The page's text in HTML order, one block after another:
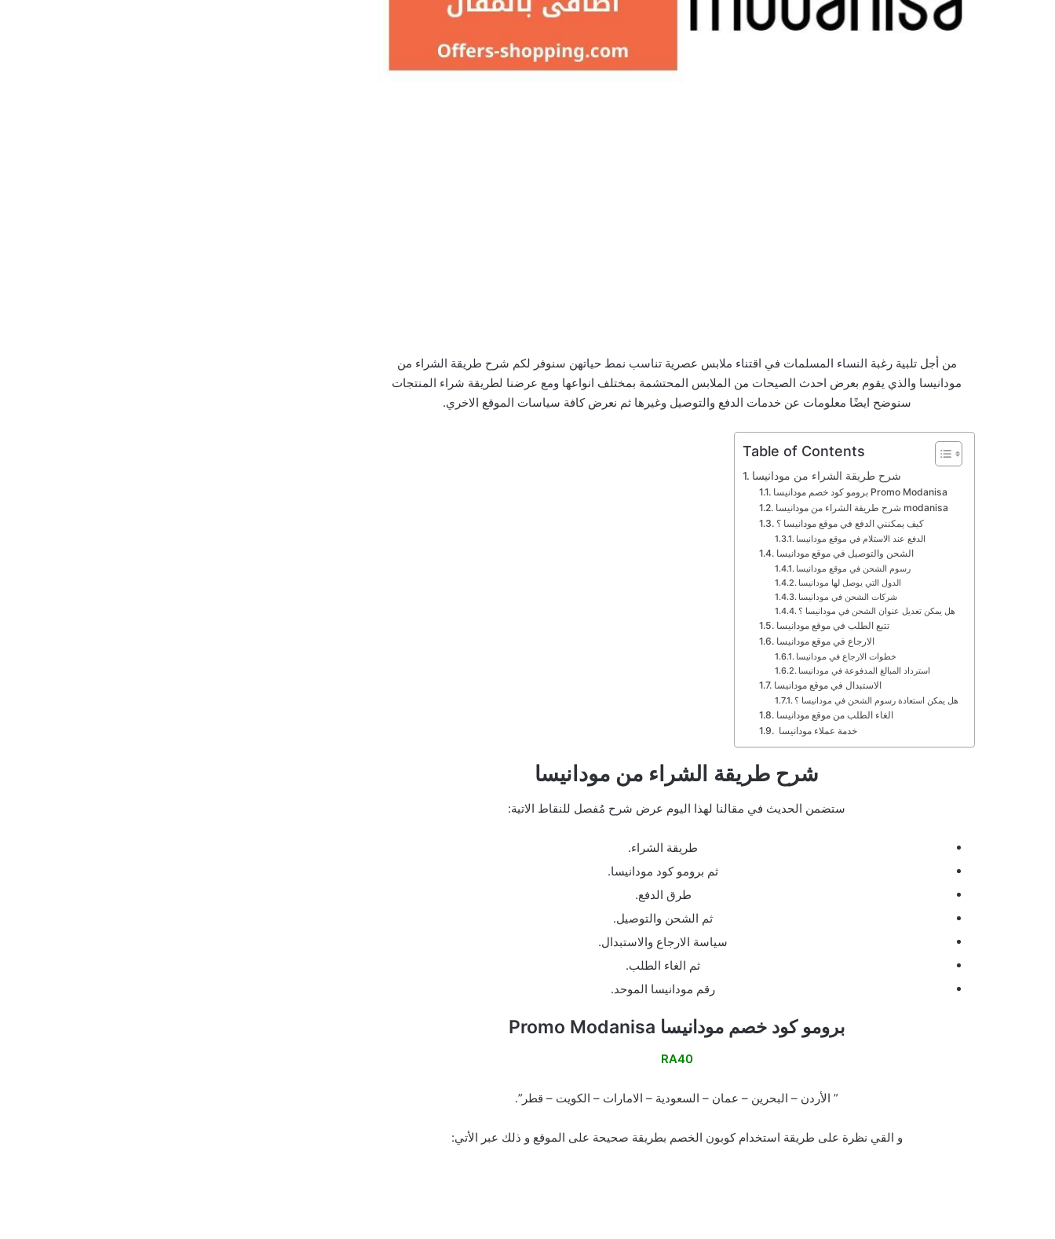
من أجل تلبية رغبة النساء المسلمات في اقتناء ملابس عصرية تناسب نمط حياتهن سنوفر لكم شرح طريقة الشراء من
مودانيسا والذي يقوم بعرض احدث الصيحات من الملابس المحتشمة بمختلف انواعها ومع عرضنا لطريقة شراء المنتجات
سنوضح ايضًا معلومات عن خدمات الدفع والتوصيل وغيرها ثم نعرض كافة سياسات الموقع الاخري.
Table of Contents
شرح طريقة الشراء من مودانيسا
برومو كود خصم مودانيسا Promo Modanisa
شرح طريقة الشراء من مودانيسا modanisa
كيف يمكنني الدفع في موقع مودانيسا ؟
الدفع عند الاستلام في موقع مودانيسا
الشحن والتوصيل في موقع مودانيسا
رسوم الشحن في موقع مودانيسا
الدول التي يوصل لها مودانيسا
شركات الشحن في مودانيسا
هل يمكن تعديل عنوان الشحن في مودانيسا ؟
تتبع الطلب في موقع مودانيسا
الارجاع في موقع مودانيسا
خطوات الارجاع في مودانيسا
استرداد المبالغ المدفوعة في مودانيسا
الاستبدال في موقع مودانيسا
هل يمكن استعادة رسوم الشحن في مودانيسا ؟
الغاء الطلب من موقع مودانيسا
خدمة عملاء مودانيسا
شرح طريقة الشراء من مودانيسا
ستضمن الحديث في مقالنا لهذا اليوم عرض شرح مُفصل للنقاط الاتية:
طريقة الشراء.
ثم برومو كود مودانيسا.
طرق الدفع.
ثم الشحن والتوصيل.
سياسة الارجاع والاستبدال.
ثم الغاء الطلب.
رقم مودانيسا الموحد.
برومو كود خصم مودانيسا Promo Modanisa
RA40
” الأردن – البحرين – عمان – السعودية – الامارات – الكويت – قطر”.
و القي نظرة على طريقة استخدام كوبون الخصم بطريقة صحيحة على الموقع و ذلك عبر الأتي: